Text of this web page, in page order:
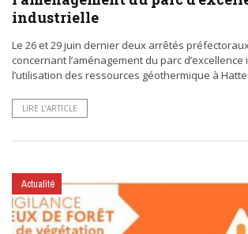
industrielle
Le 26 et 29 juin dernier deux arrêtés
concernant l’aménagement du parc
l’utilisation des ressources géothermique à
LIRE L’ARTICLE
Actualité